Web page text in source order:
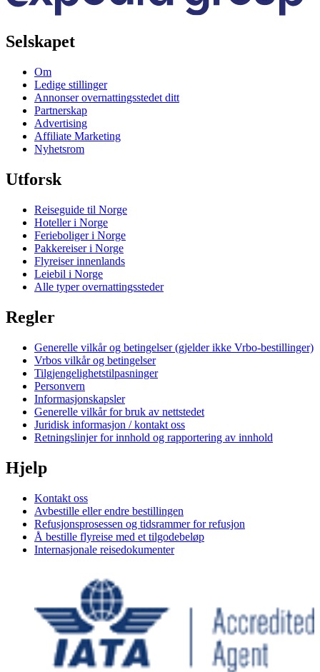
Selskapet
Om
Ledige stillinger
Annonser overnattingsstedet ditt
Partnerskap
Advertising
Affiliate Marketing
Nyhetsrom
Utforsk
Reiseguide til Norge
Hoteller i Norge
Ferieboliger i Norge
Pakkereiser i Norge
Flyreiser innenlands
Leiebil i Norge
Alle typer overnattingssteder
Regler
Generelle vilkår og betingelser (gjelder ikke Vrbo-bestillinger)
Vrbos vilkår og betingelser
Tilgjengelighetstilpasninger
Personvern
Informasjonskapsler
Generelle vilkår for bruk av nettstedet
Juridisk informasjon / kontakt oss
Retningslinjer for innhold og rapportering av innhold
Hjelp
Kontakt oss
Avbestille eller endre bestillingen
Refusjonsprosessen og tidsrammer for refusjon
Å bestille flyreise med et tilgodebeløp
Internasjonale reisedokumenter